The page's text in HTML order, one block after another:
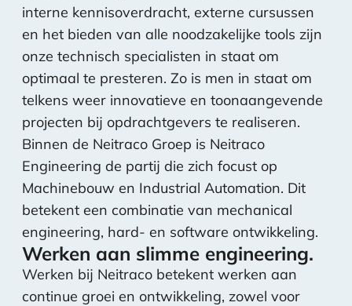
interne kennisoverdracht, externe cursussen
en het bieden van alle noodzakelijke tools zijn
onze technisch specialisten in staat om
optimaal te presteren. Zo is men in staat om
telkens weer innovatieve en toonaangevende
projecten bij opdrachtgevers te realiseren.
Binnen de Neitraco Groep is Neitraco
Engineering de partij die zich focust op
Machinebouw en Industrial Automation. Dit
betekent een combinatie van mechanical
engineering, hard- en software ontwikkeling.
Werken aan slimme engineering.
Werken bij Neitraco betekent werken aan
continue groei en ontwikkeling, zowel voor